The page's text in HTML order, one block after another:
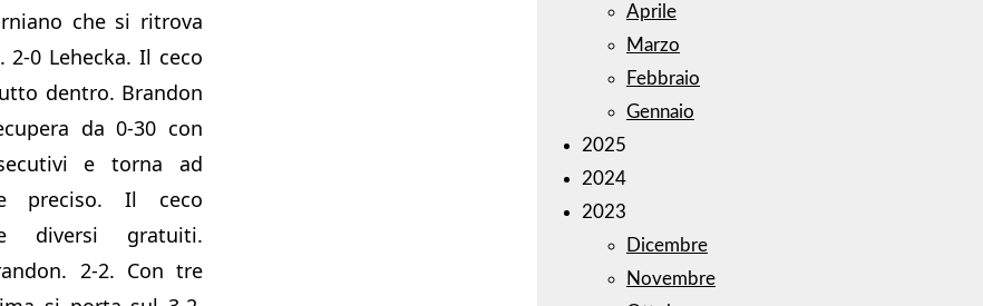
che si ritrova
0 Lehecka. Il ceco
dentro. Brandon
da 0-30 con
e torna ad
preciso. Il ceco
diversi gratuiti.
2-2. Con tre
Aprile
Marzo
Febbraio
Gennaio
2025
2024
2023
Dicembre
Novembre